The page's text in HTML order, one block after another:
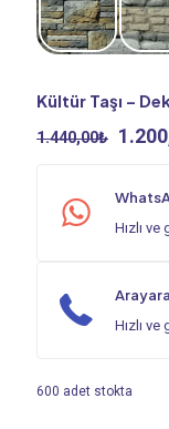
Kültür Taşı –
1.440,00₺
Hızlı ve
Hızlı ve
600 adet stokta